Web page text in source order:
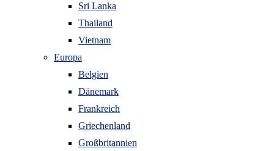
Sri Lanka
Thailand
Vietnam
Europa
Belgien
Dänemark
Frankreich
Griechenland
Großbritannien